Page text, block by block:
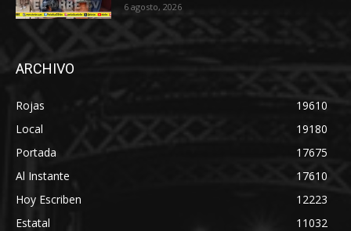
6 agosto, 2026
ARCHIVO
Rojas
19610
Local
19180
Portada
17675
Al Instante
17610
Hoy Escriben
12223
Estatal
11032